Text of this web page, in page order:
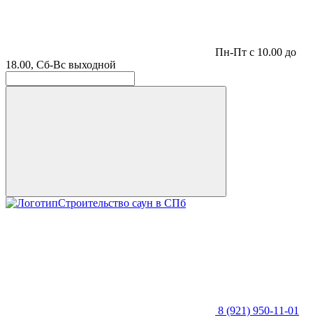
Пн-Пт с 10.00 до
18.00, Сб-Вс выходной
Строительство саун в СПб
8 (921) 950-11-01